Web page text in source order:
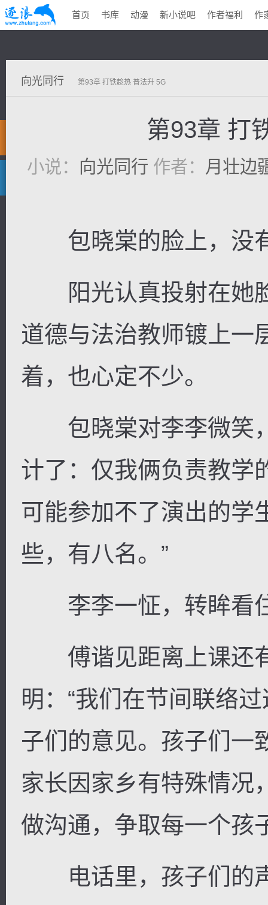
首页 书库 动漫 新小说吧 作者福利 作
向光同行 第93章 打铁趁热 普法升 5G
第93章 打
小说： 向光同行 作者： 月壮边
包晓棠的脸上，没
阳光认真投射在她
道德与法治教师镀上一
着，也心定不少。
包晓棠对李李微笑，
计了：仅我俩负责教学
可能参加不了演出的学
些，有八名。”
李李一怔，转眸看
傅谐见距离上课还
明：“我们在节间联络
子们的意见。孩子们一
家长因家乡有特殊情况
做沟通，争取每一个孩
电话里，孩子们的